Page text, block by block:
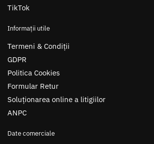
TikTok
Informații utile
Termeni & Condiții
GDPR
Politica Cookies
Formular Retur
Soluționarea online a litigiilor
ANPC
Date comerciale